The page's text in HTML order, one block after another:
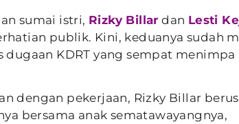
sumai istri, Rizky Billar dan Lesti
publik. Kini, keduanya sudah
dugaan KDRT yang sempat menimpa
dengan pekerjaan, Rizky Billar
bersama anak sematawayangnya,